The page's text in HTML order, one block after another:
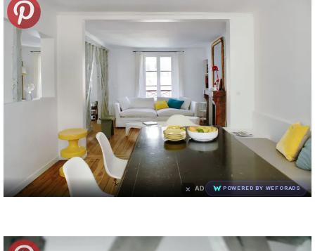
× AD POWERED BY WEFORADS